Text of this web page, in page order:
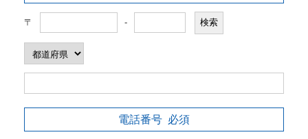
〒 -
電話番号 必須